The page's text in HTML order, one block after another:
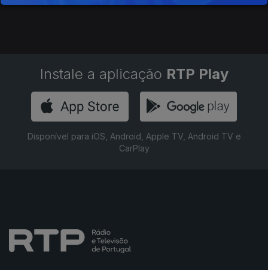
Instale a aplicação RTP Play
Disponível para iOS, Android, Apple TV, Android TV e
CarPlay